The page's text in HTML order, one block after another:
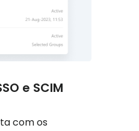
e SCIM
com os